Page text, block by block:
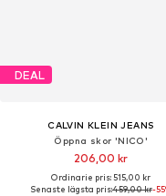
DEAL
CALVIN KLEIN JEANS
Öppna skor 'NICO'
206,00 kr
Ordinarie pris: 515,00 kr
Senaste lägsta pris:459,00 kr-